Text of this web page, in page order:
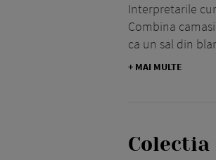
Interpretarile
Combina
ca un sal din
+ MAI MULTE